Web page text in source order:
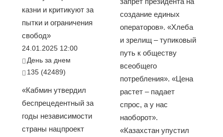
казни и критикуют за
пытки и ограничения
свобод»
24.01.2025 12:00
День за днем
135 (42489)
«Кабмин утвердил
беспрецедентный за
годы независимости
страны нацпроект
создание единых
операторов». «Хлеба
и зрелищ – тупиковый
путь к обществу
всеобщего
потребления». «Цена
растет – падает
спрос, а у нас
наоборот».
«Казахстан упустил